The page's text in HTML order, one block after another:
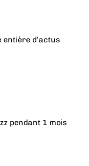
entière d’actus
pendant 1 mois